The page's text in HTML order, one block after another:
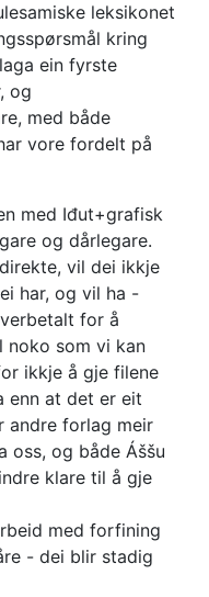
leksikonet
kring
ein fyrste
og
med både
vore fordelt på
med Iđut+grafisk
og dårlegare.
vil dei ikkje
har, og vil ha -
for å
noko som vi kan
ikkje å gje filene
enn at det er eit
andre forlag meir
oss, og både Áššu
klare til å gje
med forfining
- dei blir stadig